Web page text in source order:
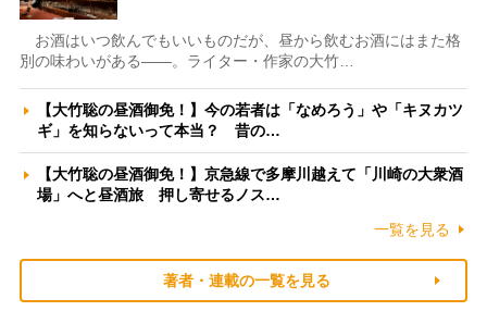
お酒はいつ飲んでもいいものだが、昼から飲むお酒にはまた格
別の味わいがある――。ライター・作家の大竹…
【大竹聡の昼酒御免！】今の若者は「なめろう」や「キヌカツ
ギ」を知らないって本当？ 昔の…
【大竹聡の昼酒御免！】京急線で多摩川越えて「川崎の大衆酒
場」へと昼酒旅 押し寄せるノス…
一覧を見る
著者・連載の一覧を見る